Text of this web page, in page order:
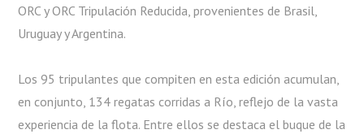
ORC y ORC Tripulación Reducida, provenientes de Brasil,
Uruguay y Argentina.
Los 95 tripulantes que compiten en esta edición acumulan,
en conjunto, 134 regatas corridas a Río, reflejo de la vasta
experiencia de la flota. Entre ellos se destaca el buque de la